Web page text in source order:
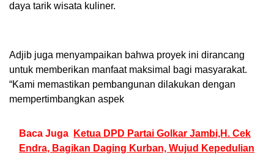
daya tarik wisata kuliner.
Adjib juga menyampaikan bahwa proyek ini dirancang
untuk memberikan manfaat maksimal bagi masyarakat.
“Kami memastikan pembangunan dilakukan dengan
mempertimbangkan aspek
Baca Juga
Ketua DPD Partai Golkar Jambi,H. Cek
Endra, Bagikan Daging Kurban, Wujud Kepedulian